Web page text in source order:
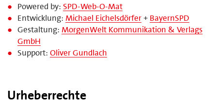
Powered by: SPD-Web-O-Mat
Entwicklung:Michael Eichelsdörfer+ BayernSPD
Gestaltung:MorgenWelt Kommunikation & Verlags
GmbH
Support:Oliver Gundlach
Urheberrechte